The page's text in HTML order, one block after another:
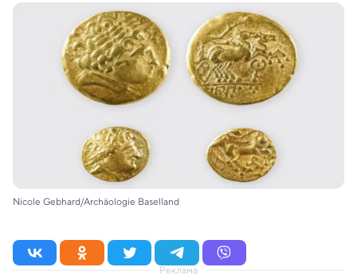
Nicole Gebhard/Archäologie Baselland
Реклама